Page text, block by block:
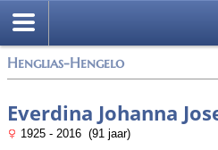
Henglias-Hengelo
Everdina Johanna
1925 - 2016 (91 jaar)